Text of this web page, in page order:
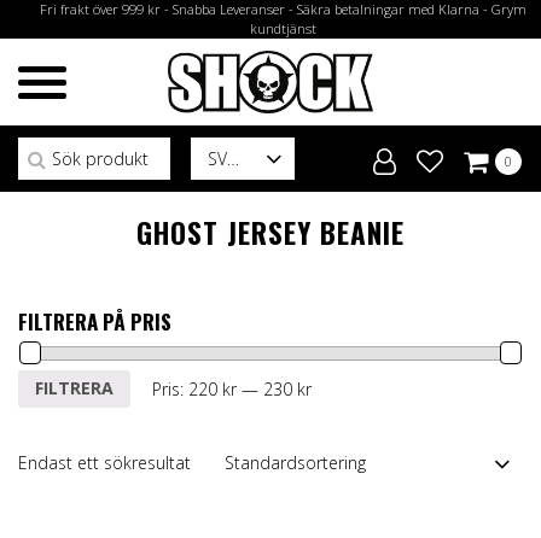
Fri frakt över 999 kr - Snabba Leveranser - Säkra betalningar med Klarna - Grym
kundtjänst
SV
Sök efter:
0
GHOST JERSEY BEANIE
FILTRERA PÅ PRIS
Min
MaxFILTRERA Pris: 220 kr— 230 kr
Endast ett sökresultat